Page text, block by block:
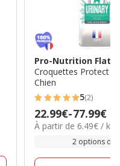
Pro-Nutrition
Croquettes Protect
Chien
5
étoiles
avec
avis
5(2)
Prix
de
à
22.99€-77.99€
6.49€
À partir de 6.49€ / kg
2 options de